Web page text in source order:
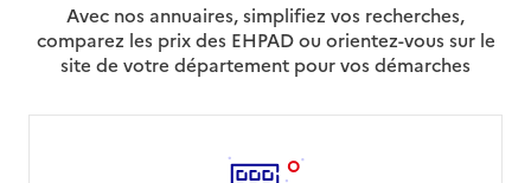
Avec nos annuaires, simplifiez vos recherches,
comparez les prix des EHPAD ou orientez-vous sur le
site de votre département pour vos démarches